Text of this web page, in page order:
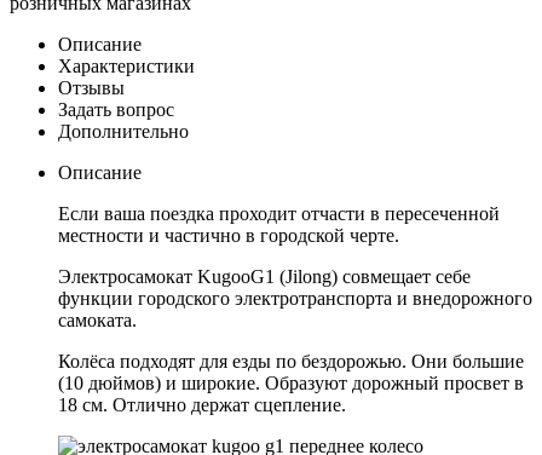
Описание
Характеристики
Отзывы
Задать вопрос
Дополнительно
Описание
Если ваша поездка проходит отчасти в пересеченной
местности и частично в городской черте.
Электросамокат KugooG1 (Jilong) совмещает себе
функции городского электротранспорта и внедорожного
самоката.
Колёса подходят для езды по бездорожью. Они большие
(10 дюймов) и широкие. Образуют дорожный просвет в
18 см. Отлично держат сцепление.